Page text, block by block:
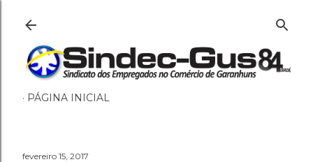
PÁGINA INICIAL
fevereiro 15, 2017